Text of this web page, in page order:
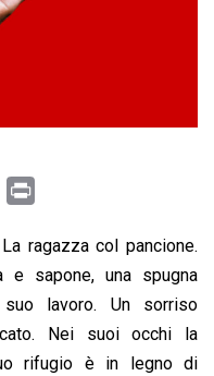
p
L
n
i
n
La ragazza col pancione.
e sapone, una spugna
lavoro. Un sorriso
Nei suoi occhi la
rifugio è in legno di